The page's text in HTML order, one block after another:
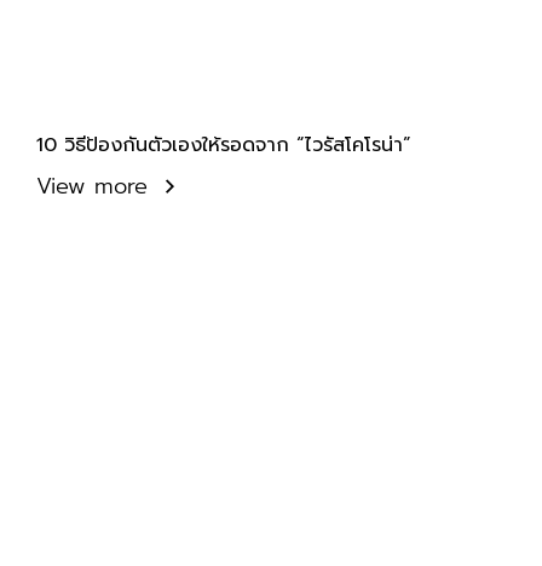
10 วิธีป้องกันตัวเองให้รอดจาก “ไวรัสโคโรน่า”
View more